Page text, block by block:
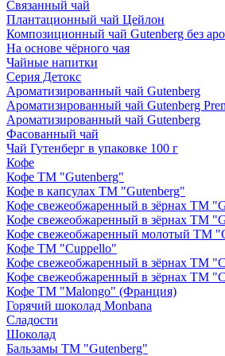
Связанный чай
Плантационный чай Цейлон
Композиционный чай Gutenberg без
На основе чёрного чая
Чайные напитки
Серия Детокс
Ароматизированный чай Gutenberg
Ароматизированный чай Gutenberg
Ароматизированный чай Gutenberg
Фасованный чай
Чай Гутенберг в упаковке 100 г
Кофе
Кофе ТМ "Gutenberg"
Кофе в капсулах ТМ "Gutenberg"
Кофе свежеобжаренный в зёрнах ТМ
Кофе свежеобжаренный в зёрнах ТМ
Кофе свежеобжаренный молотый ТМ
Кофе ТМ "Cuppello"
Кофе свежеобжаренный в зёрнах ТМ
Кофе свежеобжаренный в зёрнах ТМ
Кофе ТМ "Malongo" (Франция)
Горячий шоколад Monbana
Сладости
Шоколад
Бальзамы ТМ "Gutenberg"